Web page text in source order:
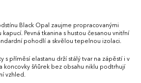
Black Opal zaujme propracovanými
Pevná tkanina s hustou česanou vnitřní
pohodlí a skvělou tepelnou izolaci.
s příměsí elastanu drží stálý tvar na zápěstí i v
koncovky šňůrek bez obsahu niklu podtrhují
vzhled.